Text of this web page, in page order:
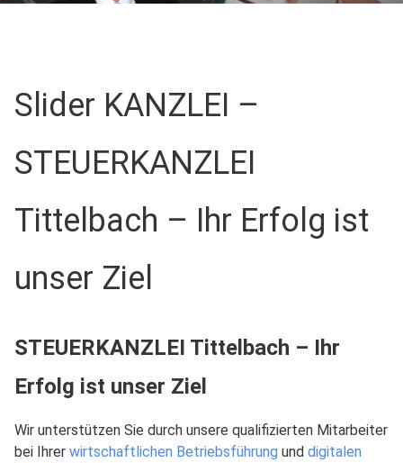
Slider KANZLEI –
STEUERKANZLEI
Tittelbach – Ihr Erfolg ist
unser Ziel
STEUERKANZLEI Tittelbach – Ihr
Erfolg ist unser Ziel
Wir unterstützen Sie durch unsere qualifizierten Mitarbeiter
bei Ihrer wirtschaftlichen Betriebsführung und digitalen